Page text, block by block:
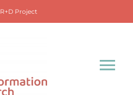
R+D Project